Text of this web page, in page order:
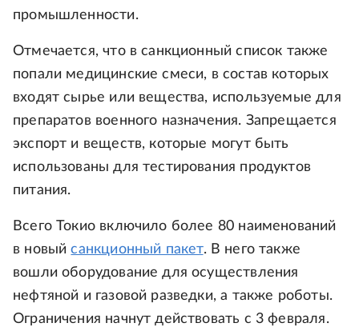
промышленности.
Отмечается, что в санкционный список также
попали медицинские смеси, в состав которых
входят сырье или вещества, используемые для
препаратов военного назначения. Запрещается
экспорт и веществ, которые могут быть
использованы для тестирования продуктов
питания.
Всего Токио включило более 80 наименований
в новыйсанкционный пакет. В него также
вошли оборудование для осуществления
нефтяной и газовой разведки, а также роботы.
Ограничения начнут действовать с 3 февраля.